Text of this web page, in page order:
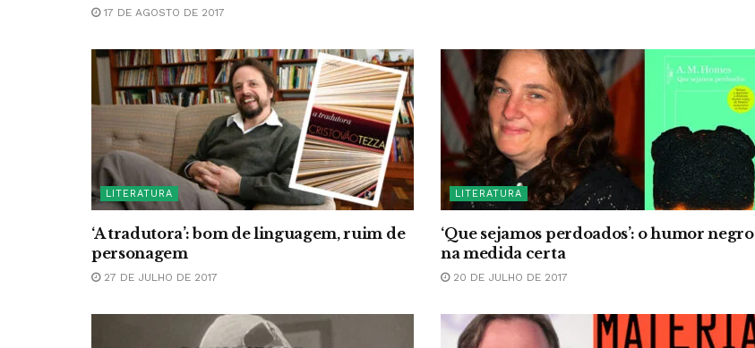
17 DE AGOSTO DE 2017
LITERATURA
‘A tradutora’: bom de linguagem, ruim de
personagem
27 DE JULHO DE 2017
LITERATURA
‘Que sejamos perdoados’: o humor negro
na medida certa
20 DE JULHO DE 2017